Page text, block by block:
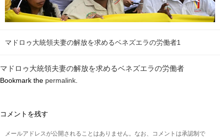
マドロゥ大統領夫妻の解放を求めるベネズエラの労働者1
マドロゥ大統領夫妻の解放を求めるベネズエラの労働者
Bookmark the permalink
コメントを残す
メールアドレスが公開されることはありません。なお、コメントは承認制で